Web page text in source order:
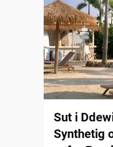
Sut i
Synthetig